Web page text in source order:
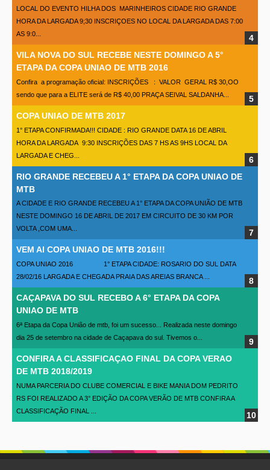
LOCAL DO EVENTO HILHA DOS MARINHEIROS CIDADE RIO GRANDE
HORA DA LARGADA 9;30 INSCRIÇOES NO LOCAL DA LARGADA DAS 7:00
AS 9:0...
VILA NOVA DO SUL RECEBE NESTE DOMINGO A 5°
ETAPA DA COPA UNIAO DE MTB 2016
Confira a programação oficial: INSCRIÇÕES : VALOR GERAL R$ 30,OO
sendo que para a ELITE será de R$ 40,00 PRAÇA SEIVAL SALDANHA...
COPA UNIAO DE MTB 2017
1° ETAPA CONFIRMADA!!! CIDADE : RIO GRANDE DATA 16 DE ABRIL
HORA DA LARGADA 9:30 INSCRIÇÕES DAS 7 HS AS 9HS LOCAL DA
LARGADA E CHEG...
RIO GRANDE RECEBEU A 1° ETAPA DA COPA UNIAO DE
MTB
A CIDADE E RIO GRANDE RECEBEU A 1° ETAPA DA COPA UNIÃO DE MTB
NESTE DOMINGO 16 DE ABRIL DE 2017 EM CIRCUITO DE 30 KM POR
VOLTA ,COM UMA...
VEM AI COPA UNIAO DE MTB 2016!!!
COPA UNIAO 2016 1° ETAPA CIDADE: ROSARIO DO SUL DATA
28/02/16 LARGADA E CHEGADA PRAIA DAS AREIAS BRANCA ...
CAÇAPAVA DO SUL RECEBO A 6° ETAPA DA COPA
UNIAO DE MTB
6ª Etapa da Copa União de mtb, foi um sucesso... Realizada neste domingo
dia 25 de setembro na cidade de Caçapava do sul. Tivemos o...
CONFIRA A CLASSIFICAÇAO FINAL DA COPA VERAO
DE MTB 2018/2019
NUMA PARCERIA DO CLUBE COMERCIAL E BIKE MANIA DOM PEDRITO
RS FOI REALIZADO A 3° EDIÇÃO DA COPA VERÃO DE MTB CONFIRA A
CLASSIFICAÇÃO FINAL ...